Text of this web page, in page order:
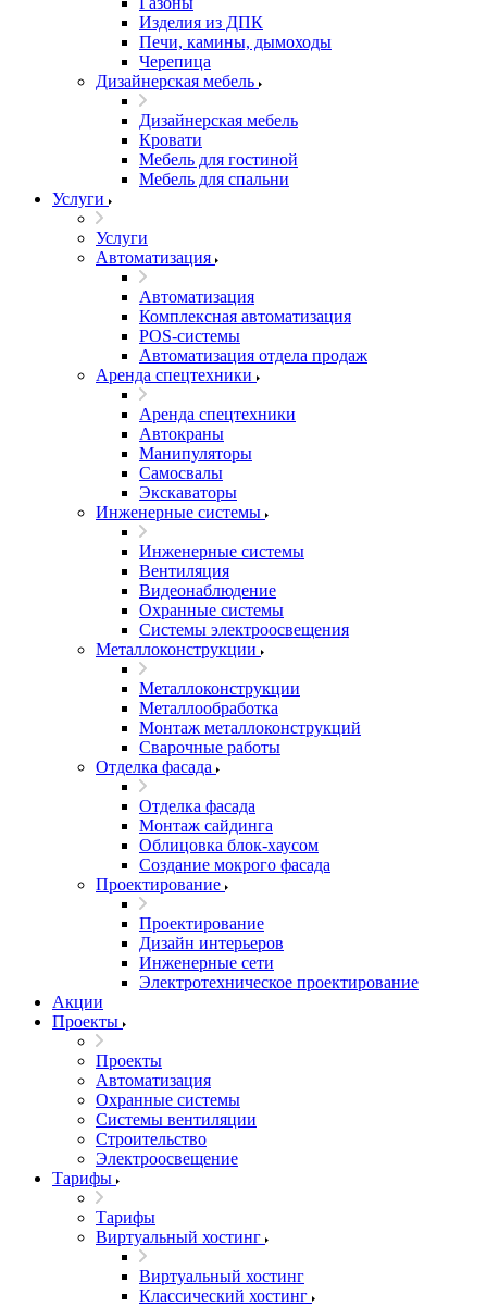
Изделия из ДПК
Печи, камины, дымоходы
Черепица
Дизайнерская мебель
Дизайнерская мебель
Кровати
Мебель для гостиной
Мебель для спальни
Услуги
Услуги
Автоматизация
Автоматизация
Комплексная автоматизация
POS-системы
Автоматизация отдела продаж
Аренда спецтехники
Аренда спецтехники
Автокраны
Манипуляторы
Самосвалы
Экскаваторы
Инженерные системы
Инженерные системы
Вентиляция
Видеонаблюдение
Охранные системы
Системы электроосвещения
Металлоконструкции
Металлоконструкции
Металлообработка
Монтаж металлоконструкций
Сварочные работы
Отделка фасада
Отделка фасада
Монтаж сайдинга
Облицовка блок-хаусом
Создание мокрого фасада
Проектирование
Проектирование
Дизайн интерьеров
Инженерные сети
Электротехническое проектирование
Акции
Проекты
Проекты
Автоматизация
Охранные системы
Системы вентиляции
Строительство
Электроосвещение
Тарифы
Тарифы
Виртуальный хостинг
Виртуальный хостинг
Классический хостинг